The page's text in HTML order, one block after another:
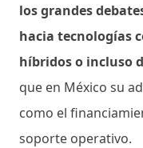
los grandes
hacia tecnologías
híbridos o incluso
que en México su
como el
soporte operativo.